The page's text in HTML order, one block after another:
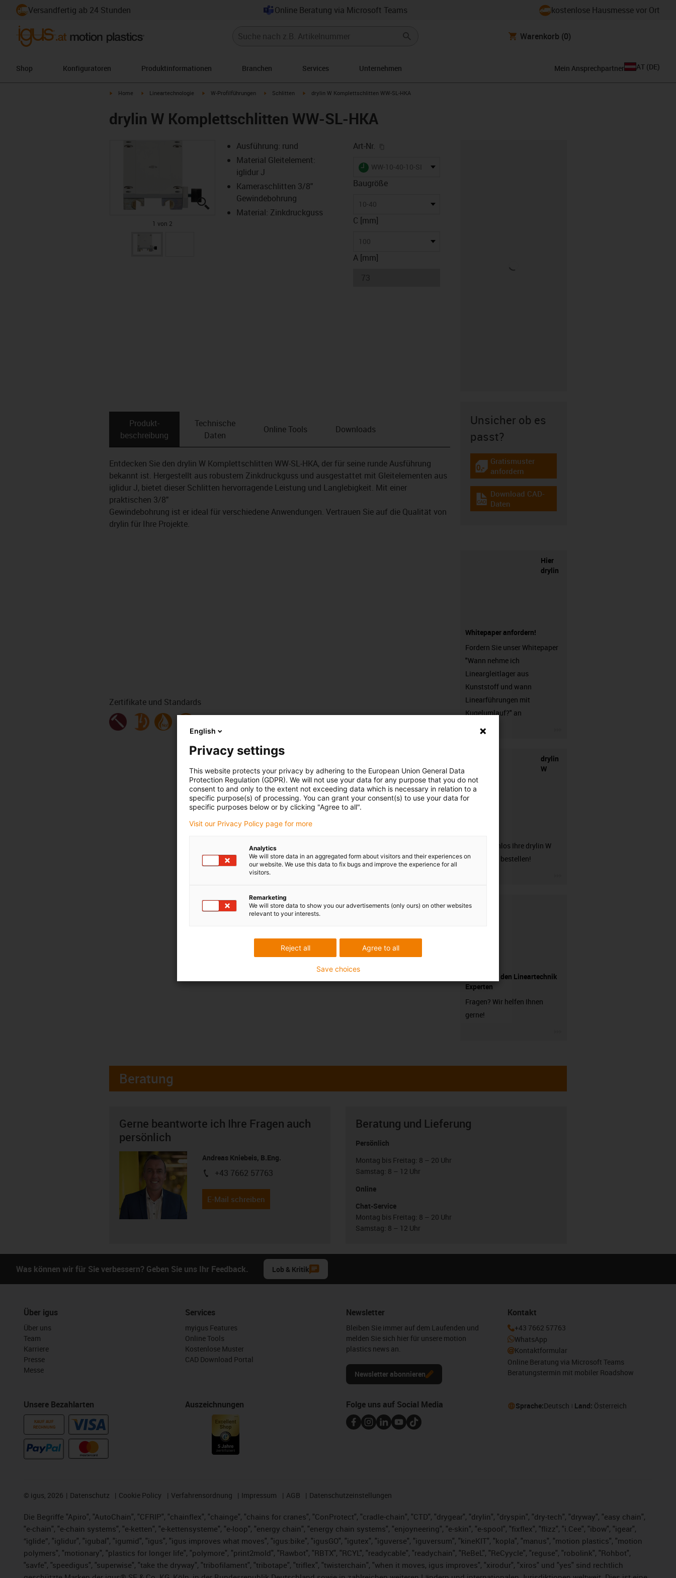
Versandfertig ab 24 Stunden Online Beratung via Microsoft Teams kostenlose Hausmesse vor Ort
Warenkorb (0)
Shop Konfiguratoren Produktinformationen Branchen Services Unternehmen Mein Ansprechpartner AT (DE)
igus-icon-arrow-right
Home igus-icon-arrow-right
Lineartechnologie igus-icon-arrow-right
W-Profilführungen igus-icon-arrow-right
Schlitten igus-icon-arrow-right
drylin W Komplettschlitten WW-SL-HKA
drylin W Komplettschlitten WW-SL-HKA
igus-icon-lupe
igus-icon-lupe
1 von 2
Ausführung: rund
Material Gleitelement:
iglidur J
Kameraschlitten 3/8"
Gewindebohrung
Material: Zinkdruckguss
Art-Nr.
igus-icon-lieferzeit
WW-10-40-10-SL-HKA
Baugröße
10-40
C [mm]
100
A [mm]
Produkt­
beschreibung
Technische
Daten
Online Tools Downloads
Entdecken Sie den drylin W Komplettschlitten WW-SL-HKA, der für seine runde Ausführung
bekannt ist. Hergestellt aus robustem Zinkdruckguss und ausgestattet mit Gleitelementen aus
iglidur J, bietet dieser Schlitten hervorragende Leistung und Langlebigkeit. Mit einer
praktischen 3/8"
Gewindebohrung ist er ideal für verschiedene Anwendungen. Vertrauen Sie auf die Qualität von
drylin für Ihre Projekte.
Zertifikate und Standards
Unsicher ob es
passt?
igus-icon-gratismuster
Gratismuster
anfordern
igus-icon-cad-dateien
Download CAD-
Daten
Hier
drylin
Whitepaper anfordern!
Fordern Sie unser Whitepaper
"Wann nehme ich
Lineargleitlager aus
Kunststoff und wann
Linearführungen mit
Kugelumlauf?" an
drylin
W
Hier kostenlos Ihre drylin W
Musterbox bestellen!
Fragen Sie den Lineartechnik
Experten
Fragen? Wir helfen Ihnen
gerne!
Beratung
Gerne beantworte ich Ihre Fragen auch
persönlich
Andreas Kniebeis, B.Eng.
igus-icon-phone
+43 7662 57763
E-Mail schreiben
Beratung und Lieferung
Persönlich
Montag bis Freitag: 8 – 20 Uhr
Samstag: 8 – 12 Uhr
Online
Chat-Service
Montag bis Freitag: 8 – 20 Uhr
Samstag: 8 – 12 Uhr
Was können wir für Sie verbessern? Geben Sie uns Ihr Feedback. Lob & Kritik
Über igus
Über uns
Team
Karriere
Presse
Messe
Unsere Bezahlarten
KAUF AUF
RECHNUNG
Services
myigus Features
Online Tools
Kostenlose Muster
CAD Download Portal
Auszeichnungen
Newsletter
Bleiben Sie immer auf dem Laufenden und
melden Sie sich hier für unsere motion
plastics news an.
Newsletter abonnieren
Kontakt
+43 7662 57763
WhatsApp
Kontaktformular
Online Beratung via Microsoft Teams
Beratungstermin mit mobiler Roadshow
Folge uns auf Social Media Sprache:Deutsch Land: Österreich
© igus, 2026 Datenschutz Cookie Policy Verfahrensordnung Impressum AGB Datenschutzeinstellungen
Die Begriffe "Apiro", "AutoChain", "CFRIP", "chainflex", "chainge", "chains for cranes", "ConProtect", "cradle-chain", "CTD", "drygear", "drylin", "dryspin", "dry-tech", "dryway", "easy chain",
"e-chain", "e-chain systems", "e-ketten", "e-kettensysteme", "e-loop", "energy chain", "energy chain systems", "enjoyneering", "e-skin", "e-spool", "fixflex", "flizz", "i.Cee", "ibow", "igear",
“iglide”, "iglidur", "igubal", "igumid", "igus", "igus improves what moves", "igus:bike", "igusGO", "igutex", "iguverse", "iguversum", "kineKIT", "kopla", "manus", "motion plastics", "motion
polymers", "motionary", "plastics for longer life", "polymore", "print2mold", "Rawbot", "RBTX", "RCYL", "readycable", "readychain", "ReBeL", "ReCyycle", "reguse", "robolink", "Rohbot",
"savfe", "speedigus", "superwise", "take the dryway", "tribofilament", "tribotape", "triflex", "twisterchain", "when it moves, igus improves", "xirodur", "xiros" und "yes" sind rechtlich
English
Privacy settings
This website protects your privacy by adhering to the European Union General Data
Protection Regulation (GDPR). We will not use your data for any purpose that you do not
consent to and only to the extent not exceeding data which is necessary in relation to a
specific purpose(s) of processing. You can grant your consent(s) to use your data for
specific purposes below or by clicking "Agree to all".
Visit our Privacy Policy page for more
Analytics
We will store data in an aggregated form about visitors and their experiences on
our website. We use this data to fix bugs and improve the experience for all
visitors.
Remarketing
We will store data to show you our advertisements (only ours) on other websites
relevant to your interests.
Agree to all
Reject all
Save choices